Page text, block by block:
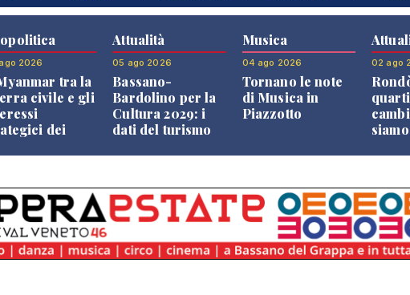
2026
tra la
civile e gli
dei
Attualità
05 ago 2026
Bassano-
Bardolino per la
Cultura 2029: i
dati del turismo
Musica
04 ago 2026
Tornano le note
di Musica in
Piazzotto
02 ago